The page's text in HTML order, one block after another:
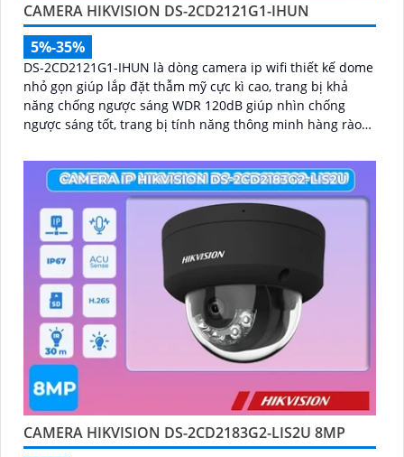
CAMERA HIKVISION DS-2CD2121G1-IHUN
5%-35%
DS-2CD2121G1-IHUN là dòng camera ip wifi thiết kế dome
nhỏ gọn giúp lắp đặt thẫm mỹ cực kì cao, trang bị khả
năng chống ngược sáng WDR 120dB giúp nhìn chống
ngược sáng tốt, trang bị tính năng thông minh hàng rào
30m
CAMERA HIKVISION DS-2CD2183G2-LIS2U 8MP